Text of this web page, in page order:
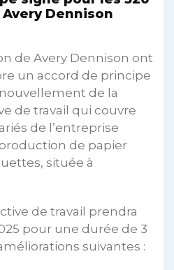
Dennison
de Avery Dennison ont
un accord de principe
de la
de travail qui couvre
de l’entreprise
de papier
située à
de travail prendra
pour une durée de 3
suivantes :